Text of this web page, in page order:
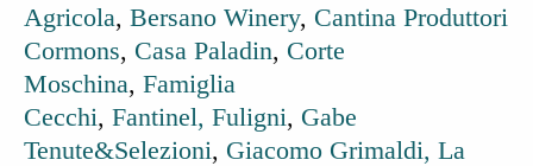
Agricola, Bersano Winery, Cantina Produttori
Cormons, Casa Paladin, Corte
Moschina, Famiglia
Cecchi, Fantinel, Fuligni, Gabe
Tenute&Selezioni, Giacomo Grimaldi, La